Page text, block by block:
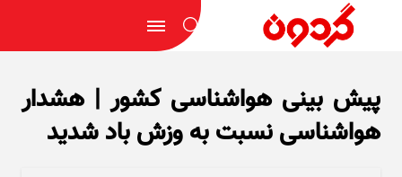
پیش بینی هواشناسی کشور | هشدار
هواشناسی نسبت به وزش باد شدید